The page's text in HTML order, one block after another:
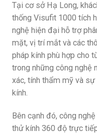
Tại cơ sở Hạ Long,
thống Visufit 1000 tích
nghệ hiện đại hỗ trợ
mặt, vị trí mắt và các
pháp kính phù hợp cho
trong những công nghệ
xác, tính thẩm mỹ và
kính.
Bên cạnh đó, công
thử kính 360 độ trực